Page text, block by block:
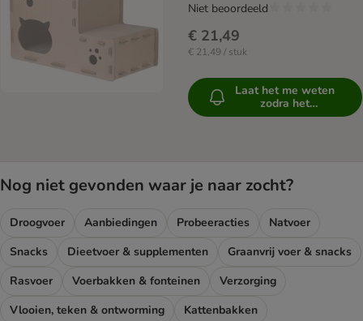
€ 21,49
€ 21,49 / stuk
Niet beoordeeld
Laat het me weten
zodra het
beschikbaar is
Nog niet gevonden waar je naar zocht?
Droogvoer Aanbiedingen Probeeracties
Natvoer
Snacks
Dieetvoer & supplementen
Graanvrij voer & snacks
Rasvoer
Voerbakken & fonteinen
Verzorging
Vlooien, teken & ontworming
Kattenbakken